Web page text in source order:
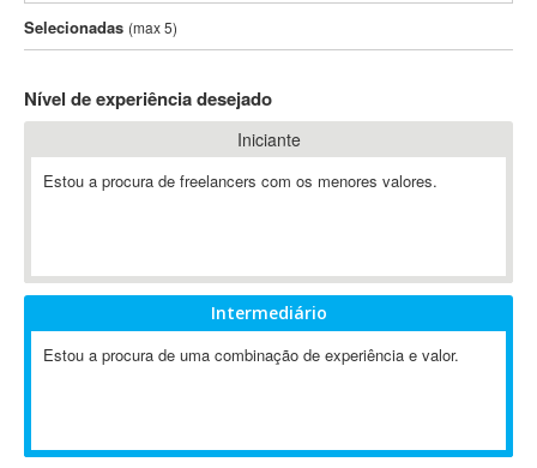
3DS Max
3GSM
802.11
A-GPS
ABAP
Abaqus
ABBYY FineReader
Ableton
Selecionadas (max 5)
Nível de experiência desejado
Iniciante
Estou a procura de freelancers com os menores valores.
Intermediário
Estou a procura de uma combinação de experiência e valor.